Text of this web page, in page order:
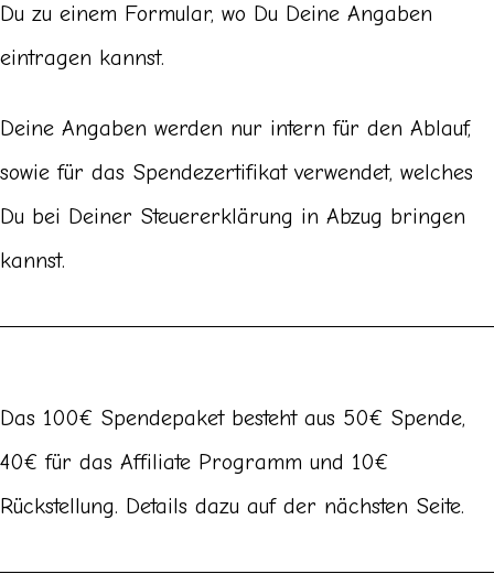
Du zu einem Formular, wo Du Deine Angaben
eintragen kannst.
Deine Angaben werden nur intern für den Ablauf,
sowie für das Spendezertifikat verwendet, welches
Du bei Deiner Steuererklärung in Abzug bringen
kannst.
Das 100€ Spendepaket besteht aus 50€ Spende,
40€ für das Affiliate Programm und 10€
Rückstellung. Details dazu auf der nächsten Seite.